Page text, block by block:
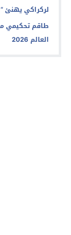
لركراكي يهنئ
طاقم تحكيمي
العالم 2026